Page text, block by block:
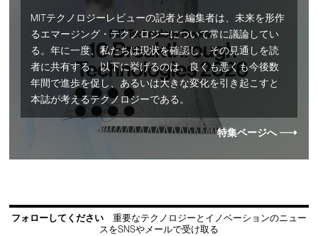
MITテクノロジーレビューの記者と編集者は、未来を形作
るエマージング・テクノロジーについて常に議論してい
る。年に一度、私たちは現状を確認し、その見通しを読
者に共有する。以下に挙げるのは、良くも悪くも今後数
年間で進歩を促し、あるいは大きな変化を引き起こすと
本誌が考えるテクノロジーである。
特集ページへ
フォローしてください
重要なテクノロジーとイノベーションのニュー
スをSNSやメールで受け取る